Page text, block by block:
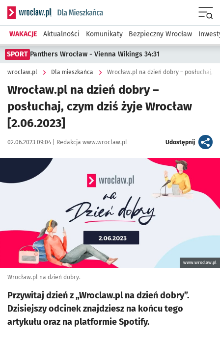
Serwis informacyjny wroclaw.pl podserwis: Dla mieszkańca
WAKACJE Aktualności Komunikaty Bezpieczny Wrocław
SPORT Panthers Wrocław - Vienna Wikings 34:31
wroclaw.pl Dla mieszkańca Wrocław.pl na dzień dobry – posłuchaj,
Wrocław.pl na dzień dobry –
posłuchaj, czym dziś żyje Wrocław
[2.06.2023]
Data publikacji:
02.06.2023 09:04 | Autor:
Redakcja www.wroclaw.pl Udostępnijartykuł
Kliknij, aby powiększyć
www.wroclaw.pl
Wrocław.pl na dzień dobry.
Przywitaj dzień z „Wroclaw.pl na dzień dobry”.
Dzisiejszy odcinek znajdziesz na końcu tego
artykułu oraz na platformie Spotify.